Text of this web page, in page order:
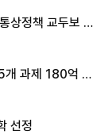
상정책 교두보 활
개 과제 180억 지
선정